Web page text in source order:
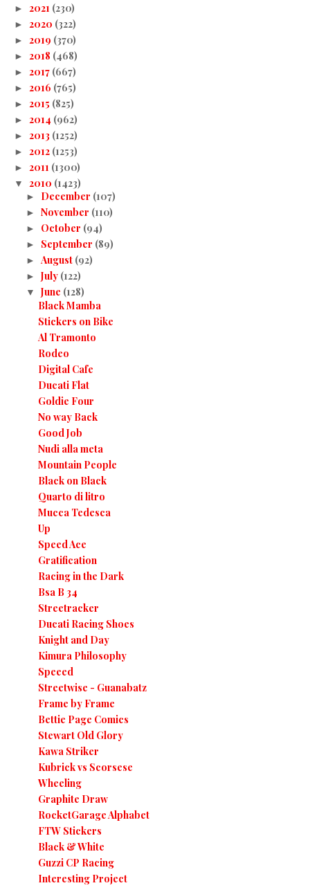
► 2021 (230)
► 2020 (322)
► 2019 (370)
► 2018 (468)
► 2017 (667)
► 2016 (765)
► 2015 (825)
► 2014 (962)
► 2013 (1252)
► 2012 (1253)
► 2011 (1300)
▼ 2010 (1423)
► December (107)
► November (110)
► October (94)
► September (89)
► August (92)
► July (122)
▼ June (128)
Black Mamba
Stickers on Bike
Al Tramonto
Rodeo
Digital Cafe
Ducati Flat
Goldie Four
No way Back
Good Job
Nudi alla meta
Mountain People
Black on Black
Quarto di litro
Mucca Tedesca
Up
Speed Ace
Gratification
Racing in the Dark
Bsa B 34
Streetracker
Ducati Racing Shoes
Knight and Day
Kimura Philosophy
Speeed
Streetwise - Guanabatz
Frame by Frame
Bettie Page Comics
Stewart Old Glory
Kawa Striker
Kubrick vs Scorsese
Wheeling
Graphite Draw
RocketGarage Alphabet
FTW Stickers
Black & White
Guzzi CP Racing
Interesting Project